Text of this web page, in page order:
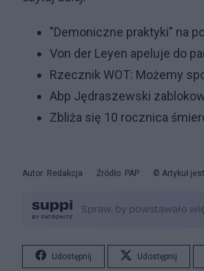
"Demoniczne praktyki" na
Von der Leyen apeluje do
Rzecznik WOT: Możemy
Abp Jędraszewski
Zbliża się 10 rocznica
Autor: Redakcja Źródło: PAP © Artykuł
Udostępnij Udostępnij